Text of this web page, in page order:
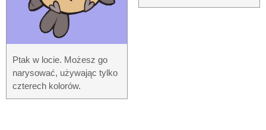
Ptak w locie. Możesz go
narysować, używając tylko
czterech kolorów.